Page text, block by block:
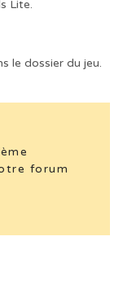
Lite.
le dossier du jeu.
forum